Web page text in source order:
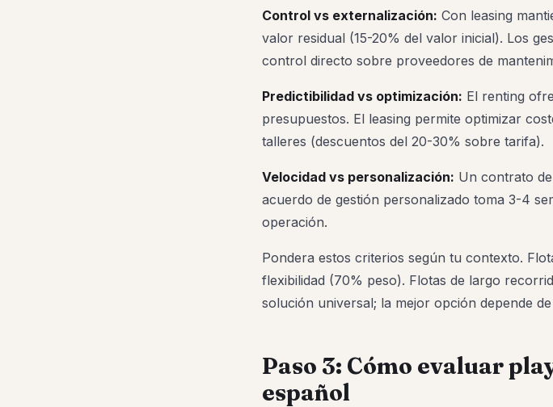
Control vs externalización: Con leasing
valor residual (15-20% del valor inicial). Los
control directo sobre proveedores de
Predictibilidad vs optimización: El renting
presupuestos. El leasing permite optimizar
talleres (descuentos del 20-30% sobre tarifa).
Velocidad vs personalización: Un contrato
acuerdo de gestión personalizado toma 3-4
operación.
Pondera estos criterios según tu contexto.
flexibilidad (70% peso). Flotas de largo
solución universal; la mejor opción depende
Paso 3: Cómo evaluar
español